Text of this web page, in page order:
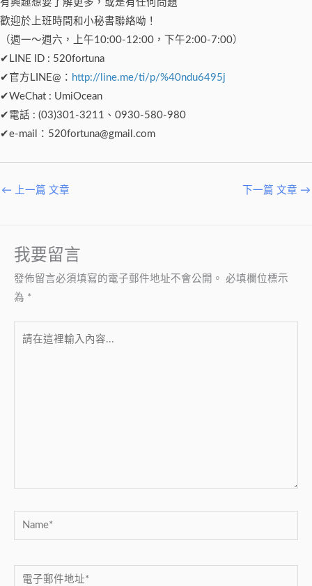
有興趣想要了解更多，或是有任何問題
歡迎於上班時間和小秘書聯絡呦！
（週一～週六，上午10:00-12:00，下午2:00-7:00）
✔LINE ID : 520fortuna
✔官方LINE@： http://line.me/ti/p/%40ndu6495j
✔WeChat : UmiOcean
✔電話 : (03)301-3211、0930-580-980
✔e-mail： 520fortuna@gmail.com
← 上一篇 文章 下一篇 文章 →
我要留言
發佈留言必須填寫的電子郵件地址不會公開。 必填欄位標示
為 *
Name*
電